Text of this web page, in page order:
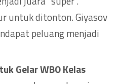
untuk ditonton. Giyasov
peluang menjadi
Gelar WBO Kelas